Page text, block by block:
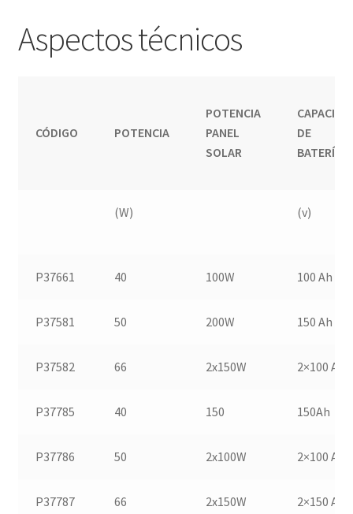
Aspectos técnicos
CÓDIGO POTENCIA
POTENCIA
PANEL
SOLAR
DE
BATERÍA
(W) (v)
P37661 40 100W 100 Ah
P37581 50 200W 150 Ah
P37582 66 2x150W 2×100 Ah
P37785 40 150 150Ah
P37786 50 2x100W 2×100 Ah
P37787 66 2x150W 2×150 Ah